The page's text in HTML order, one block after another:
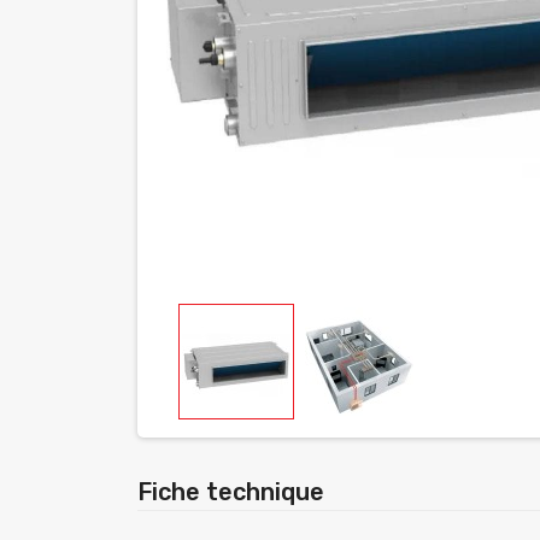
Fiche technique